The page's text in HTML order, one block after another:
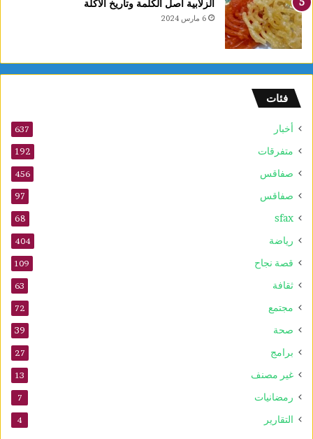
الزلابية أصل الكلمة وتاريخ الأكلة
6 مارس 2024
فئات
أخبار 637
متفرقات 192
صفاقس 456
صفاقس 97
sfax
68
رياضة 404
قصة نجاح 109
ثقافة 63
مجتمع 72
صحة 39
برامج 27
غير مصنف 13
رمضانيات 7
التقارير 4